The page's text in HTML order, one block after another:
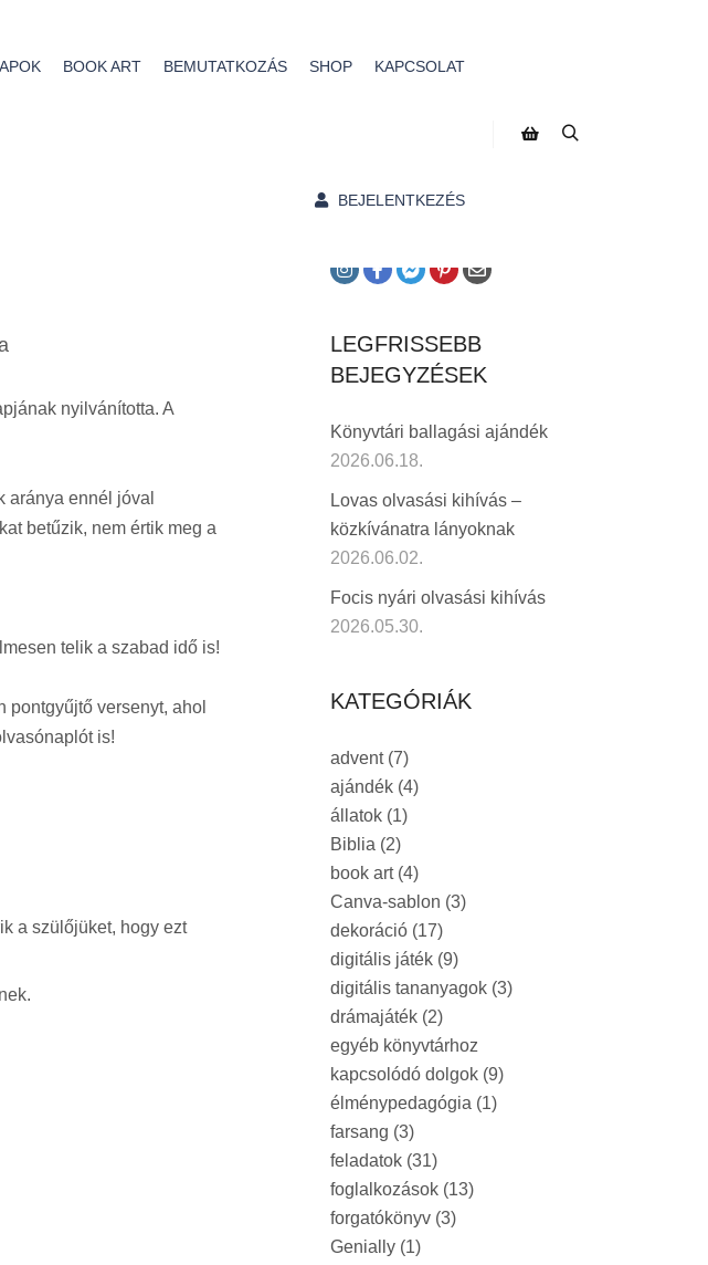
BOOK ART BEMUTATKOZÁS SHOP KAPCSOLAT
BEJELENTKEZÉS
nyilvánította. A
aránya ennél jóval
betűzik, nem értik meg a
telik a szabad idő is!
pontgyűjtő versenyt, ahol
is!
a szülőjüket, hogy ezt
Bejegyzéseim többségét a
ihleti.
LEGFRISSEBB
BEJEGYZÉSEK
Könyvtári ballagási ajándék
2026.06.18.
Lovas olvasási kihívás –
közkívánatra lányoknak
2026.06.02.
Focis nyári olvasási kihívás
2026.05.30.
KATEGÓRIÁK
advent(7)
ajándék (4)
állatok (1)
Biblia (2)
book art(4)
Canva-sablon (3)
dekoráció (17)
digitális játék (9)
digitális tananyagok (3)
drámajáték (2)
egyéb könyvtárhoz
kapcsolódó dolgok (9)
élménypedagógia (1)
farsang (3)
feladatok (31)
foglalkozások (13)
forgatókönyv (3)
Genially (1)